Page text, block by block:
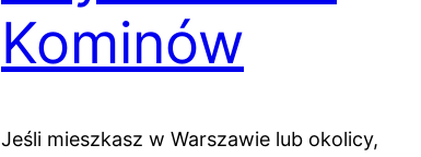
Kominów
Jeśli mieszkasz w Warszawie lub okolicy,